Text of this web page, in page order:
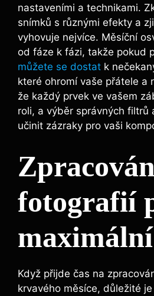
nastaveními a technikami.
snímků s různými efekty a
‌vyhovuje nejvíce. Měsíční
od fáze k fázi, takže pokud
můžete se dostat k
které ohromí ‌vaše ⁣přátele a
že každý ⁤prvek ve vašem
roli, a výběr⁤ správných filtrů
učinit zázraky ⁣pro vaši
fotografií
Když přijde čas‍ na
krvavého měsíce, důležité